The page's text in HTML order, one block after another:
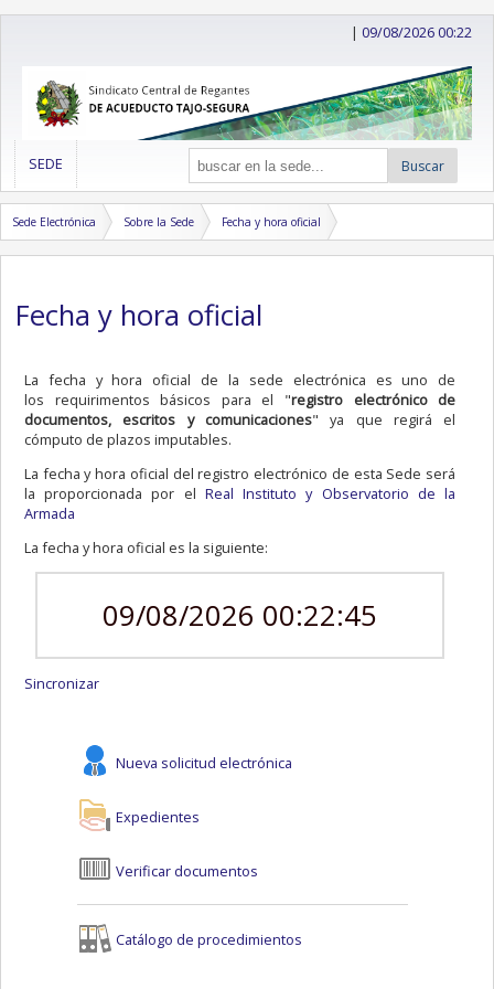
|09/08/2026 00:22
SEDE Buscar
Sede Electrónica Sobre la Sede Fecha y hora oficial
Fecha y hora oficial
La fecha y hora oficial de la sede electrónica es uno de
los requirimentos básicos para el "registro electrónico de
documentos, escritos y comunicaciones" ya que regirá el
cómputo de plazos imputables.
La fecha y hora oficial del registro electrónico de esta Sede será
la proporcionada por el Real Instituto y Observatorio de la
Armada
La fecha y hora oficial es la siguiente:
09/08/2026 00:22:45
Sincronizar
Nueva solicitud electrónica
Expedientes
Verificar documentos
Catálogo de procedimientos